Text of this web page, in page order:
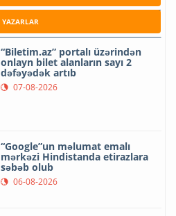
YAZARLAR
“Biletim.az” portalı üzərindən
onlayn bilet alanların sayı 2
dəfəyədək artıb
07-08-2026
“Google”un məlumat emalı
mərkəzi Hindistanda etirazlara
səbəb olub
06-08-2026